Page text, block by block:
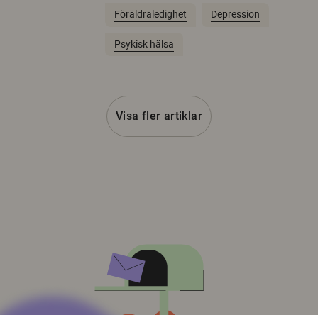
Föräldraledighet Depression
Psykisk hälsa
Visa fler artiklar